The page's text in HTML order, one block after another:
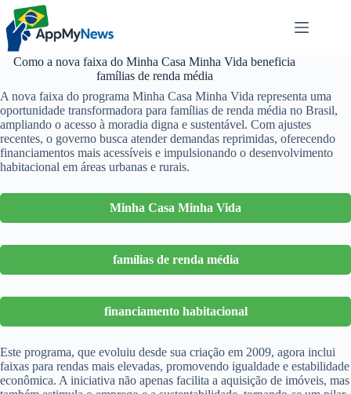
Pular
para
conteúdo
Como a nova faixa do Minha Casa Minha Vida beneficia
famílias de renda média
A nova faixa do programa Minha Casa Minha Vida representa uma
oportunidade transformadora para famílias de renda média no Brasil,
ampliando o acesso à moradia digna e sustentável. Com ajustes
recentes, o governo busca atender demandas reprimidas, oferecendo
financiamentos mais acessíveis e impulsionando o desenvolvimento
habitacional em áreas urbanas e rurais.
Minha Casa Minha Vida
famílias de renda média
financiamento habitacional
Este programa, que evoluiu desde sua criação em 2009, agora inclui
faixas para rendas mais elevadas, promovendo igualdade e estabilidade
econômica. A iniciativa não apenas facilita a aquisição de imóveis, mas